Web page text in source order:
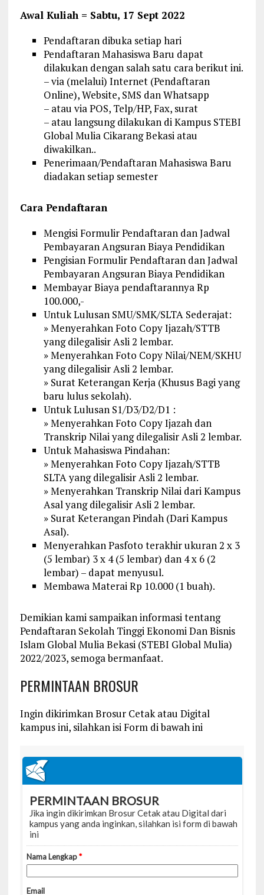
Awal Kuliah = Sabtu, 17 Sept 2022
Pendaftaran dibuka setiap hari
Pendaftaran Mahasiswa Baru dapat
dilakukan dengan salah satu cara berikut ini.
– via (melalui) Internet (Pendaftaran
Online), Website, SMS dan Whatsapp
– atau via POS, Telp/HP, Fax, surat
– atau langsung dilakukan di Kampus STEBI
Global Mulia Cikarang Bekasi atau
diwakilkan..
Penerimaan/Pendaftaran Mahasiswa Baru
diadakan setiap semester
Cara Pendaftaran
Mengisi Formulir Pendaftaran dan Jadwal
Pembayaran Angsuran Biaya Pendidikan
Pengisian Formulir Pendaftaran dan Jadwal
Pembayaran Angsuran Biaya Pendidikan
Membayar Biaya pendaftarannya Rp
100.000,-
Untuk Lulusan SMU/SMK/SLTA Sederajat:
» Menyerahkan Foto Copy Ijazah/STTB
yang dilegalisir Asli 2 lembar.
» Menyerahkan Foto Copy Nilai/NEM/SKHU
yang dilegalisir Asli 2 lembar.
» Surat Keterangan Kerja (Khusus Bagi yang
baru lulus sekolah).
Untuk Lulusan S1/D3/D2/D1 :
» Menyerahkan Foto Copy Ijazah dan
Transkrip Nilai yang dilegalisir Asli 2 lembar.
Untuk Mahasiswa Pindahan:
» Menyerahkan Foto Copy Ijazah/STTB
SLTA yang dilegalisir Asli 2 lembar.
» Menyerahkan Transkrip Nilai dari Kampus
Asal yang dilegalisir Asli 2 lembar.
» Surat Keterangan Pindah (Dari Kampus
Asal).
Menyerahkan Pasfoto terakhir ukuran 2 x 3
(5 lembar) 3 x 4 (5 lembar) dan 4 x 6 (2
lembar) – dapat menyusul.
Membawa Materai Rp 10.000 (1 buah).
Demikian kami sampaikan informasi tentang
Pendaftaran Sekolah Tinggi Ekonomi Dan Bisnis
Islam Global Mulia Bekasi (STEBI Global Mulia)
2022/2023, semoga bermanfaat.
PERMINTAAN BROSUR
Ingin dikirimkan Brosur Cetak atau Digital
kampus ini, silahkan isi Form di bawah ini